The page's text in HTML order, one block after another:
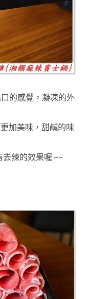
的感覺 ，凝凍的外
加美味，甜鹹的味
去辣的效果喔 ~~